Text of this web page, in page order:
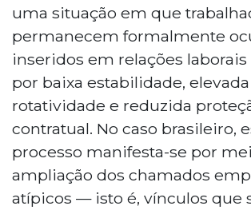
uma situação em que
permanecem formalmente
inseridos em relações
por baixa estabilidade, elevada
rotatividade e reduzida
contratual. No caso brasileiro,
processo manifesta-se por
ampliação dos chamados
atípicos — isto é, vínculos que